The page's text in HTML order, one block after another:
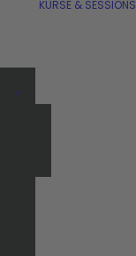
KURSE & SESSIONS